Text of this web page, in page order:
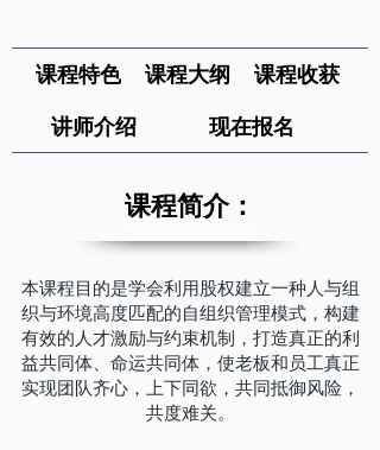
课程特色 课程大纲
课程收获
讲师介绍
现在报名
课程简介：
本课程目的是学会利用股权建立一种人与组
织与环境高度匹配的自组织管理模式，构建
有效的人才激励与约束机制，打造真正的利
益共同体、命运共同体，使老板和员工真正
实现团队齐心，上下同欲，共同抵御风险，
共度难关。